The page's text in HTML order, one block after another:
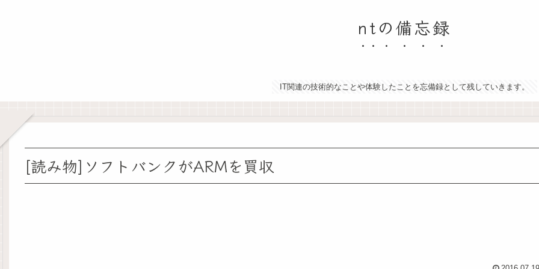
ntの備忘録
IT関連の技術的なことや体験したことを忘備録として残していきます。
[読み物]ソフトバンクがARMを買収